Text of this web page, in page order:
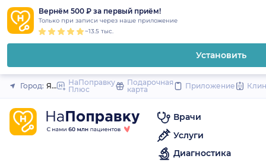
Вернём 500 ₽ за первый приём!
Только при записи через наше приложение
~13.5 тыс.
Установить
Закрыть
Город: ЯрославльНаПоправку
Плюс
Подарочная
карта
Приложение
Врачи
Услуги
Диагностика